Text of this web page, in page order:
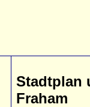
Stadtplan
Fraham